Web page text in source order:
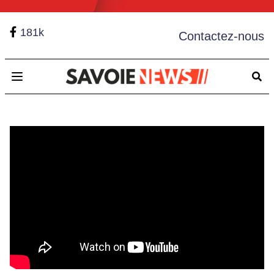
181k Contactez-nous
Open main menu